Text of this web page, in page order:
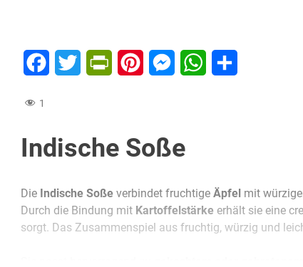
FacebookTwitter PrintFriendly
PinterestMessengerWhatsApp
1
Indische Soße
Die Indische Soßeverbindet fruchtige Äpfelmit
Durch die Bindung mit Kartoffelstärke erhält sie eine
sorgt. Das Zusammenspiel aus fruchtig, würzig und